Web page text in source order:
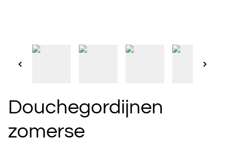
Douchegordijnen
zomerse